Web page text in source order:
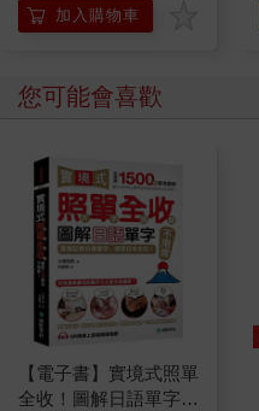
加入購物車
您可能會喜歡
【電子書】實境式照單
全收！圖解日語單字不